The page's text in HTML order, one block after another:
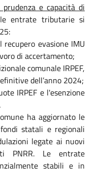
e capacità di
entrate tributarie si
evasione IMU
di accertamento;
comunale IRPEF,
dell’anno 2024;
IRPEF e l'esenzione
ha aggiornato le
statali e regionali
legate ai nuovi
PNRR. Le entrate
stabili e in